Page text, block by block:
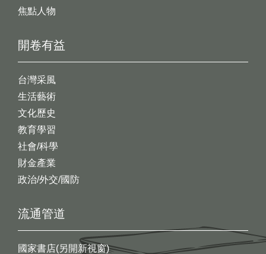
開卷有益
台灣采風
生活藝術
文化歷史
教育學習
社會/科學
財金產業
政治/外交/國防
焦點人物
流通管道
國家書店(另開新視窗)